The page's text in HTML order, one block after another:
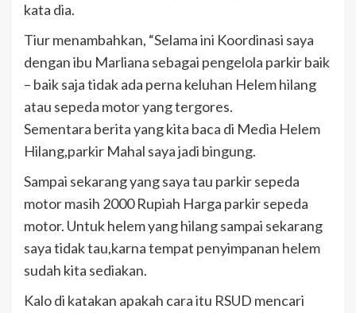
kata dia.
Tiur menambahkan, “Selama ini Koordinasi saya
dengan ibu Marliana sebagai pengelola parkir baik
– baik saja tidak ada perna keluhan Helem hilang
atau sepeda motor yang tergores.
Sementara berita yang kita baca di Media Helem
Hilang,parkir Mahal saya jadi bingung.
Sampai sekarang yang saya tau parkir sepeda
motor masih 2000 Rupiah Harga parkir sepeda
motor. Untuk helem yang hilang sampai sekarang
saya tidak tau,karna tempat penyimpanan helem
sudah kita sediakan.
Kalo di katakan apakah cara itu RSUD mencari